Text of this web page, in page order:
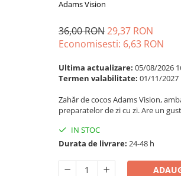
Adams Vision
36,00 RON29,37 RON
Economisesti: 6,63 RON
Ultima actualizare: 05/08/2026
Termen valabilitate: 01/11/2027
Zahăr de cocos Adams Vision,
preparatelor de zi cu zi. Are un
IN STOC
Durata de livrare: 24-48 h